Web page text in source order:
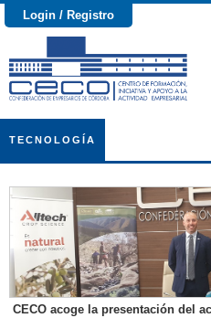
Login / Registro
TECNOLOGÍA
CECO acoge la presentación del